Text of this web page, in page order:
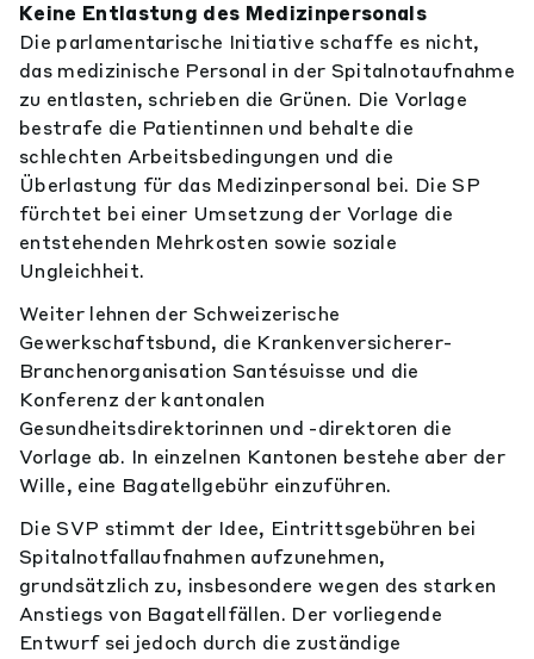
Keine Entlastung des Medizinpersonals
Die parlamentarische Initiative schaffe es nicht,
das medizinische Personal in der Spitalnotaufnahme
zu entlasten, schrieben die Grünen. Die Vorlage
bestrafe die Patientinnen und behalte die
schlechten Arbeitsbedingungen und die
Überlastung für das Medizinpersonal bei. Die SP
fürchtet bei einer Umsetzung der Vorlage die
entstehenden Mehrkosten sowie soziale
Ungleichheit.
Weiter lehnen der Schweizerische
Gewerkschaftsbund, die Krankenversicherer-
Branchenorganisation Santésuisse und die
Konferenz der kantonalen
Gesundheitsdirektorinnen und -direktoren die
Vorlage ab. In einzelnen Kantonen bestehe aber der
Wille, eine Bagatellgebühr einzuführen.
Die SVP stimmt der Idee, Eintrittsgebühren bei
Spitalnotfallaufnahmen aufzunehmen,
grundsätzlich zu, insbesondere wegen des starken
Anstiegs von Bagatellfällen. Der vorliegende
Entwurf sei jedoch durch die zuständige